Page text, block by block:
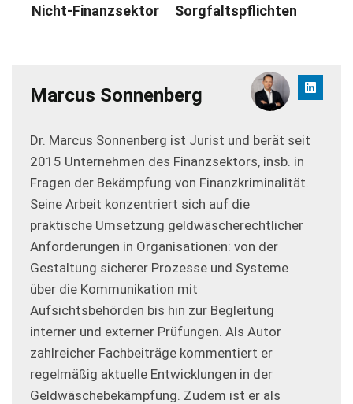
Nicht-Finanzsektor Sorgfaltspflichten
Marcus Sonnenberg
Dr. Marcus Sonnenberg ist Jurist und berät seit
2015 Unternehmen des Finanzsektors, insb. in
Fragen der Bekämpfung von Finanzkriminalität.
Seine Arbeit konzentriert sich auf die
praktische Umsetzung geldwäscherechtlicher
Anforderungen in Organisationen: von der
Gestaltung sicherer Prozesse und Systeme
über die Kommunikation mit
Aufsichtsbehörden bis hin zur Begleitung
interner und externer Prüfungen. Als Autor
zahlreicher Fachbeiträge kommentiert er
regelmäßig aktuelle Entwicklungen in der
Geldwäschebekämpfung. Zudem ist er als